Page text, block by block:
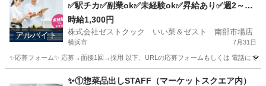
アルバイト
✅駅チカ✅副業ok✅未経験ok✅昇給あり✅週2～ok
✅扶養内ok
時給1,300円
株式会社ゼストクック いい菜＆ゼスト 南部市場店
横浜市 7月31日
✨応募フォーム✨ 応募→面接1回→採用 以下、URLの応募フォームもしくは 電話にて
キッチン
✨①惣菜品出しSTAFF（マーケットスクエア内）